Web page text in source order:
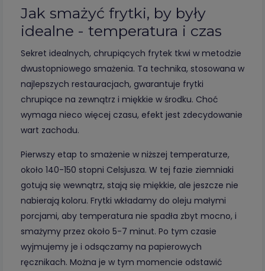
Jak smażyć frytki, by były
idealne - temperatura i czas
Sekret idealnych, chrupiących frytek tkwi w metodzie
dwustopniowego smażenia. Ta technika, stosowana w
najlepszych restauracjach, gwarantuje frytki
chrupiące na zewnątrz i miękkie w środku. Choć
wymaga nieco więcej czasu, efekt jest zdecydowanie
wart zachodu.
Pierwszy etap to smażenie w niższej temperaturze,
około 140-150 stopni Celsjusza. W tej fazie ziemniaki
gotują się wewnątrz, stają się miękkie, ale jeszcze nie
nabierają koloru. Frytki wkładamy do oleju małymi
porcjami, aby temperatura nie spadła zbyt mocno, i
smażymy przez około 5-7 minut. Po tym czasie
wyjmujemy je i odsączamy na papierowych
ręcznikach. Można je w tym momencie odstawić